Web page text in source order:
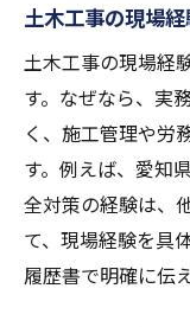
土木工事の現場
土木工事の現場経
す。なぜなら、実
く、施工管理や労
す。例えば、愛知
全対策の経験は、
て、現場経験を具
履歴書で明確に伝